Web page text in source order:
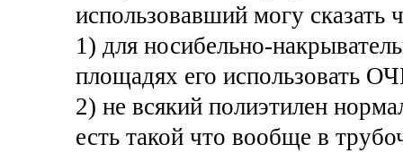
использовавший могу сказать
1) для носибельно-
площадях его использовать
2) не всякий полиэтилен
есть такой что вообще в